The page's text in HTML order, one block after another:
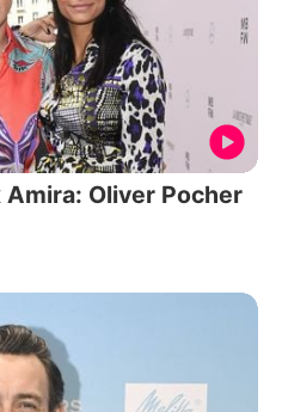
Oliver Pocher